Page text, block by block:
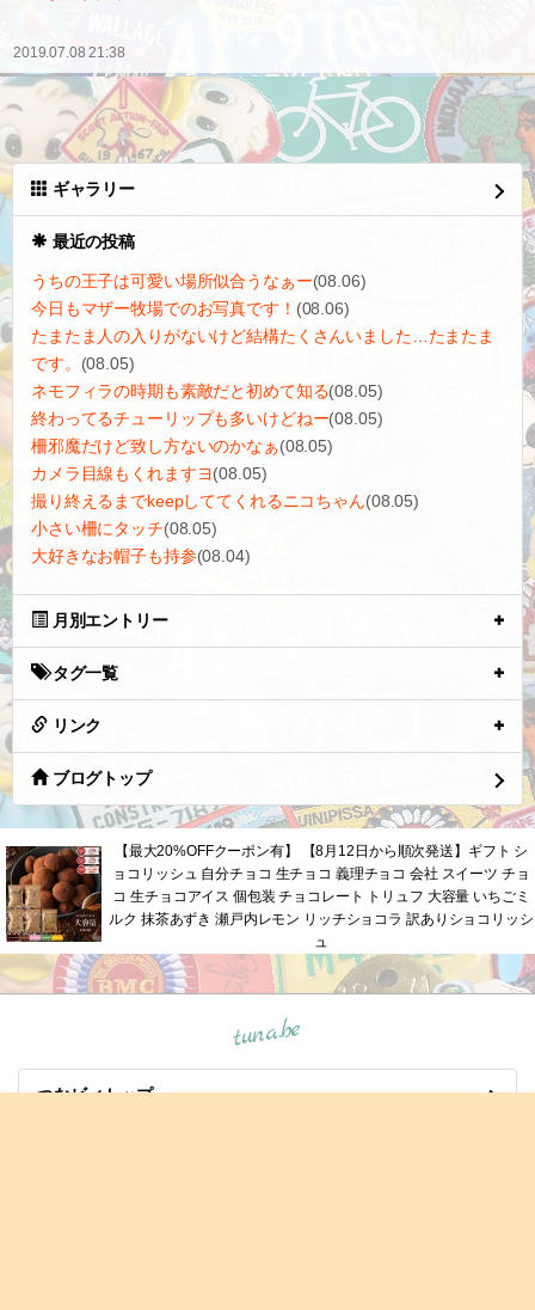
2019.07.08 21:38
ギャラリー
最近の投稿
うちの王子は可愛い場所似合うなぁー(08.06)
今日もマザー牧場でのお写真です！ (08.06)
たまたま人の入りがないけど結構たくさんいました…たまたま
です。 (08.05)
ネモフィラの時期も素敵だと初めて知る(08.05)
終わってるチューリップも多いけどねー(08.05)
柵邪魔だけど致し方ないのかなぁ(08.05)
カメラ目線もくれますヨ(08.05)
撮り終えるまでkeepしててくれるニコちゃん(08.05)
小さい柵にタッチ(08.05)
大好きなお帽子も持参(08.04)
月別エントリー
タグ一覧
リンク
ブログトップ
【最大20%OFFクーポン有】 【8月12日から順次発送】ギフト シ
ョコリッシュ 自分チョコ 生チョコ 義理チョコ 会社 スイーツ チョ
コ 生チョコアイス 個包装 チョコレート トリュフ 大容量 いちごミ
ルク 抹茶あずき 瀬戸内レモン リッチショコラ 訳ありショコリッシ
ュ
tuna.be
つなビィトップ